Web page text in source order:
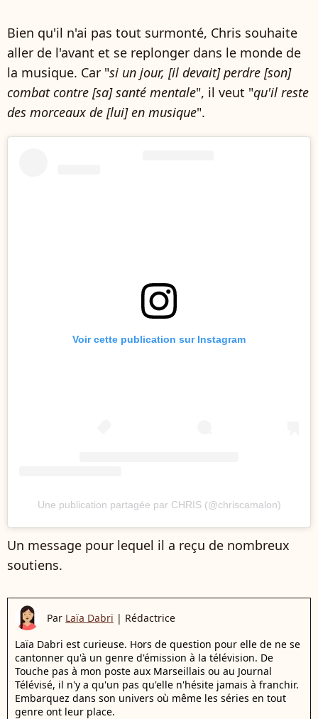
Bien qu'il n'ai pas tout surmonté, Chris souhaite
aller de l'avant et se replonger dans le monde de
la musique. Car "si un jour, [il devait] perdre [son]
combat contre [sa] santé mentale", il veut "qu'il reste
des morceaux de [lui] en musique".
Voir cette publication sur Instagram
Une publication partagée par CHRIS (@chriscamalon)
Un message pour lequel il a reçu de nombreux
soutiens.
Par Laïa Dabri | Rédactrice
Laïa Dabri est curieuse. Hors de question pour elle de ne se
cantonner qu'à un genre d'émission à la télévision. De
Touche pas à mon poste aux Marseillais ou au Journal
Télévisé, il n'y a qu'un pas qu'elle n'hésite jamais à franchir.
Embarquez dans son univers où même les séries en tout
genre ont leur place.